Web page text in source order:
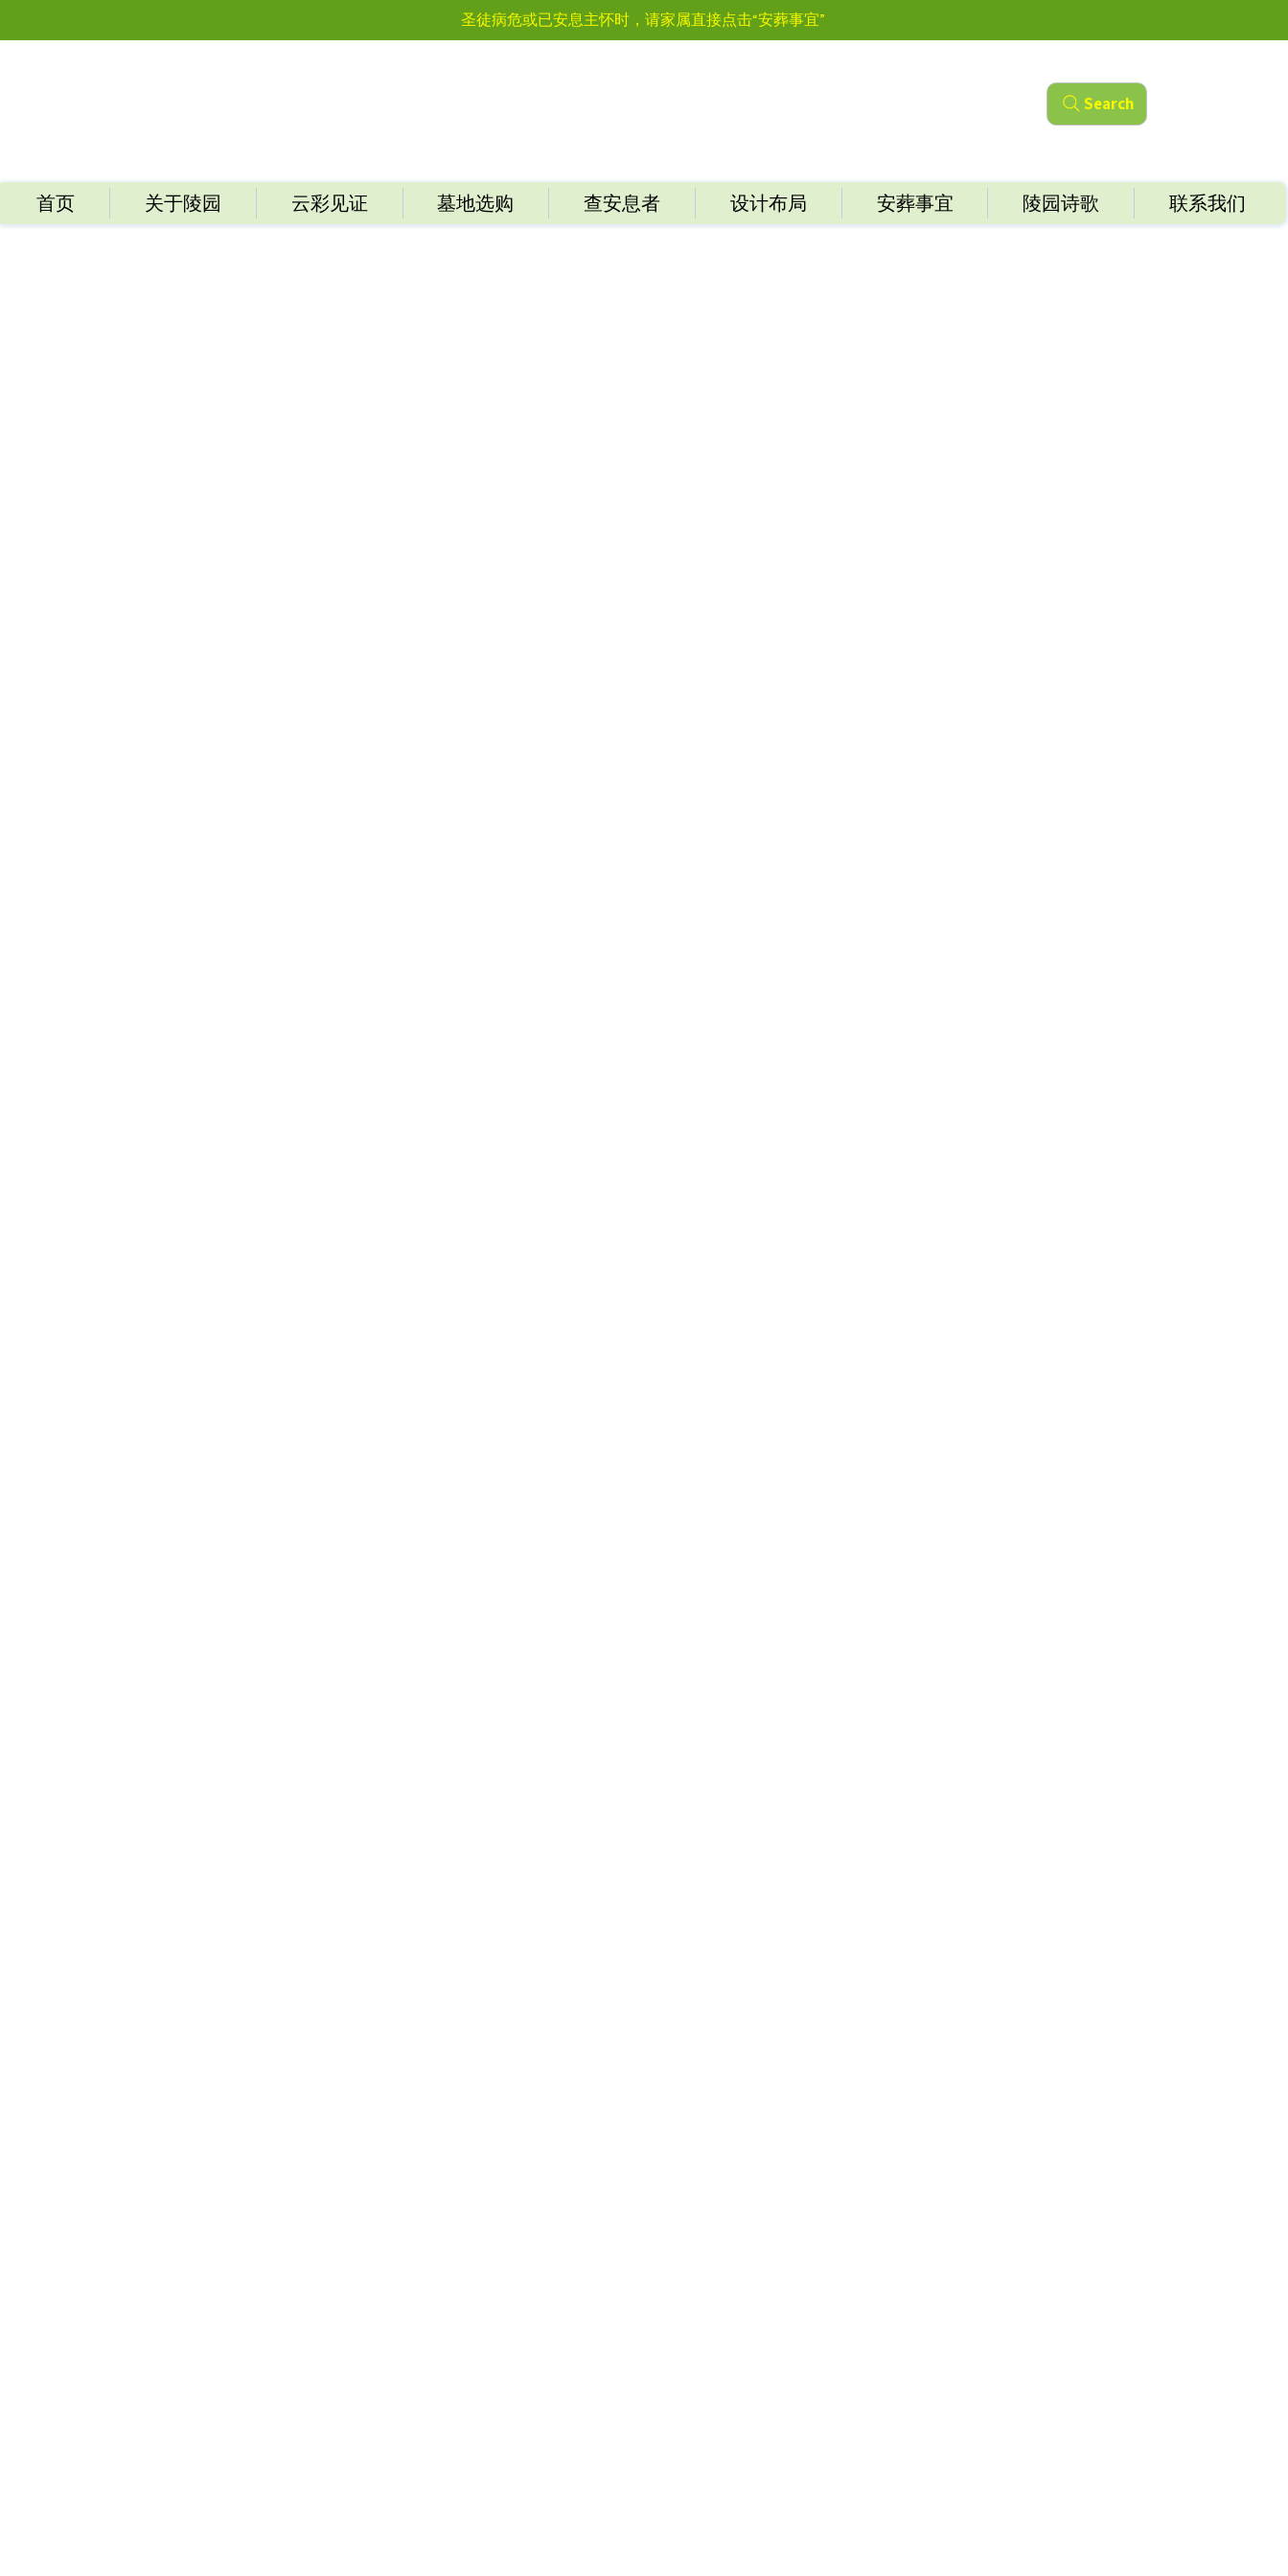
圣徒病危或已安息主怀时，请家属直接点击“安葬事宜”
首页 关于陵园 云彩见证 墓地选购 查安息者 设计布局 安葬事宜 陵园诗歌 联系我们
Search